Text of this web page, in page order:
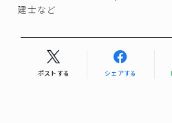
建士など
ポストする シェアする